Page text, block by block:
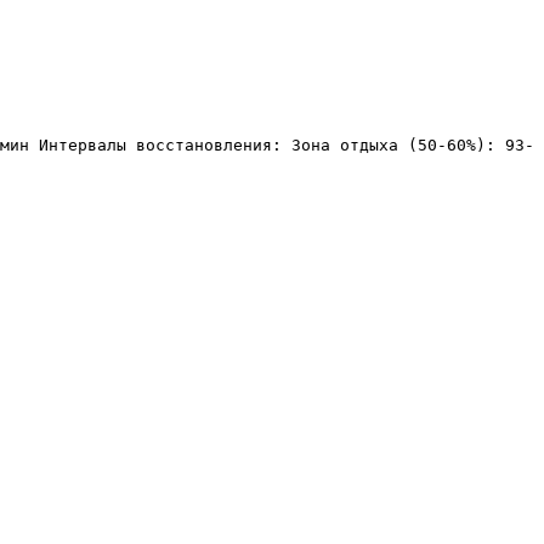
Интервалы восстановления: Зона отдыха (50-60%): 93-